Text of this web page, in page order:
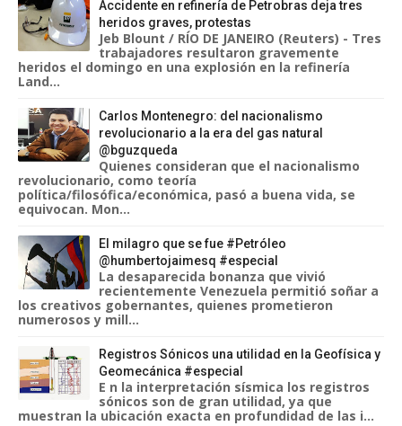
Accidente en refinería de Petrobras deja tres
heridos graves, protestas
Jeb Blount / RÍO DE JANEIRO (Reuters) - Tres
trabajadores resultaron gravemente
heridos el domingo en una explosión en la refinería
Land...
Carlos Montenegro: del nacionalismo
revolucionario a la era del gas natural
@bguzqueda
Quienes consideran que el nacionalismo
revolucionario, como teoría
política/filosófica/económica, pasó a buena vida, se
equivocan. Mon...
El milagro que se fue #Petróleo
@humbertojaimesq #especial
La desaparecida bonanza que vivió
recientemente Venezuela permitió soñar a
los creativos gobernantes, quienes prometieron
numerosos y mill...
Registros Sónicos una utilidad en la Geofísica y
Geomecánica #especial
E n la interpretación sísmica los registros
sónicos son de gran utilidad, ya que
muestran la ubicación exacta en profundidad de las i...